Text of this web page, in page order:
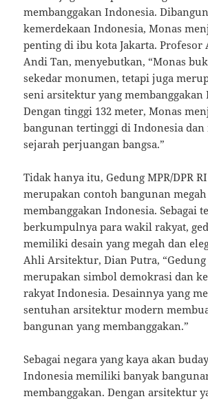
membanggakan Indonesia.
kemerdekaan Indonesia, Monas
penting di ibu kota Jakarta. Profesor
Andi Tan, menyebutkan, “Monas
sekedar monumen, tetapi juga
seni arsitektur yang membanggakan
Dengan tinggi 132 meter, Monas
bangunan tertinggi di Indonesia dan
sejarah perjuangan bangsa.”
Tidak hanya itu, Gedung MPR/DPR
merupakan contoh bangunan
membanggakan Indonesia. Sebagai
berkumpulnya para wakil rakyat,
memiliki desain yang megah dan
Ahli Arsitektur, Dian Putra, “Gedung
merupakan simbol demokrasi dan
rakyat Indonesia. Desainnya yang
sentuhan arsitektur modern
bangunan yang membanggakan.”
Sebagai negara yang kaya akan
Indonesia memiliki banyak
membanggakan. Dengan arsitektur